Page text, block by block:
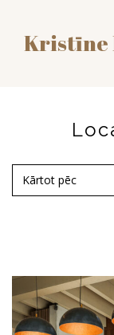
Kristīne
Kārtot pēc